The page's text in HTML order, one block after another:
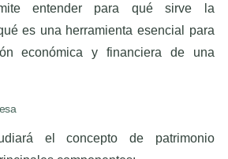
entender para qué sirve la
es una herramienta esencial para
económica y financiera de una
el concepto de patrimonio